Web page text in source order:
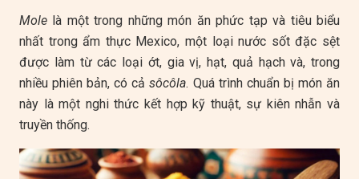
Mole là một trong những món ăn phức tạp và tiêu biểu
nhất trong ẩm thực Mexico, một loại nước sốt đặc sệt
được làm từ các loại ớt, gia vị, hạt, quả hạch và, trong
nhiều phiên bản, có cảsôcôla. Quá trình chuẩn bị món ăn
này là một nghi thức kết hợp kỹ thuật, sự kiên nhẫn và
truyền thống.